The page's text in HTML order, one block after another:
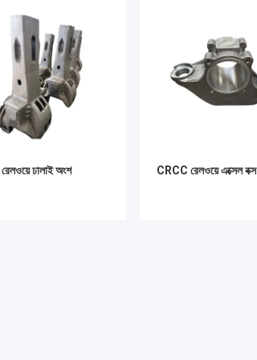
ঢালাই অংশ CRCC রেলওয়ে এক্সেল বক্স